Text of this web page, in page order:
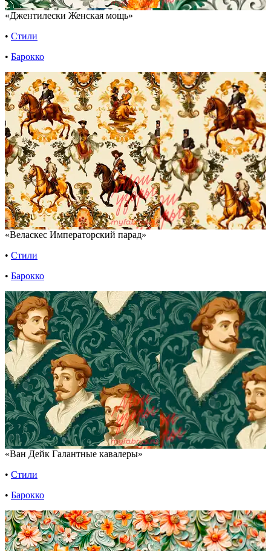
«Джентилески Женская мощь»
• Стили
• Барокко
«Веласкес Императорский парад»
• Стили
• Барокко
«Ван Дейк Галантные кавалеры»
• Стили
• Барокко